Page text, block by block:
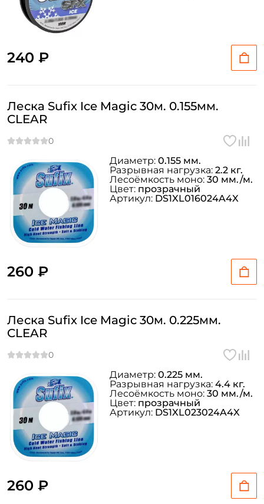
240 ₽
Леска Sufix Ice Magic 30м. 0.155мм.
CLEAR
260 ₽
Диаметр: 0.155 мм.
Разрывная нагрузка: 2.2 кг.
Лесоёмкость моно: 30 мм./м.
Цвет: прозрачный
Артикул: DS1XL016024A4X
Леска Sufix Ice Magic 30м. 0.225мм.
CLEAR
260 ₽
Диаметр: 0.225 мм.
Разрывная нагрузка: 4.4 кг.
Лесоёмкость моно: 30 мм./м.
Цвет: прозрачный
Артикул: DS1XL023024A4X